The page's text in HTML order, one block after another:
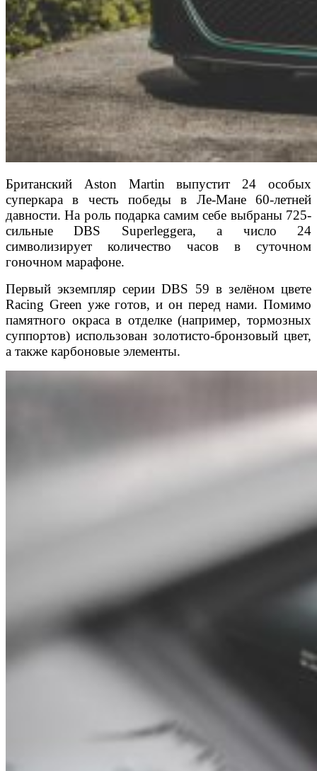
Британский Aston Martin выпустит 24 особых
суперкара в честь победы в Ле-Мане 60-летней
давности. На роль подарка самим себе выбраны 725-
сильные DBS Superleggera, а число 24
символизирует количество часов в суточном
гоночном марафоне.
Первый экземпляр серии DBS 59 в зелёном цвете
Racing Green уже готов, и он перед нами. Помимо
памятного окраса в отделке (например, тормозных
суппортов) использован золотисто-бронзовый цвет,
а также карбоновые элементы.